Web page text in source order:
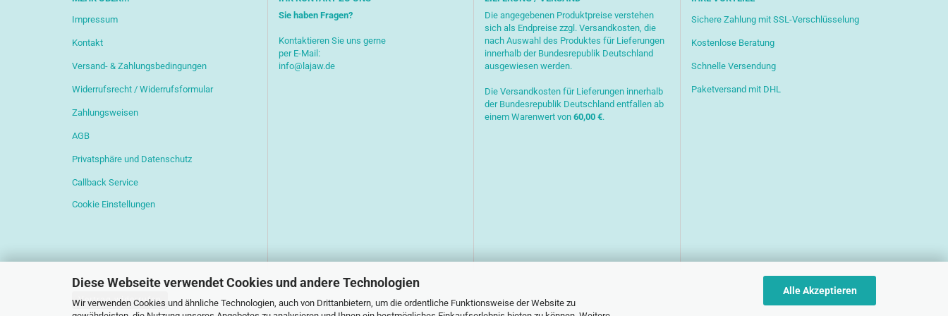
Diese Webseite verwendet Cookies und andere Technologien
Wir verwenden Cookies und ähnliche Technologien, auch von Drittanbietern, um die ordentliche Funktionsweise der Website zu
Alle Akzeptieren
Impressum
Kontakt
Versand- & Zahlungsbedingungen
Widerrufsrecht / Widerrufsformular
Zahlungsweisen
AGB
Privatsphäre und Datenschutz
Callback Service
Cookie Einstellungen
Sie haben Fragen?
Kontaktieren Sie uns gerne
per E-Mail:
info@lajaw.de
Die angegebenen Produktpreise verstehen
sich als Endpreise zzgl. Versandkosten, die
nach Auswahl des Produktes für Lieferungen
innerhalb der Bundesrepublik Deutschland
ausgewiesen werden.
Die Versandkosten für Lieferungen innerhalb
der Bundesrepublik Deutschland entfallen ab
einem Warenwert von 60,00 €.
Sichere Zahlung mit SSL-Verschlüsselung
Kostenlose Beratung
Schnelle Versendung
Paketversand mit DHL
Vertrag widerrufen